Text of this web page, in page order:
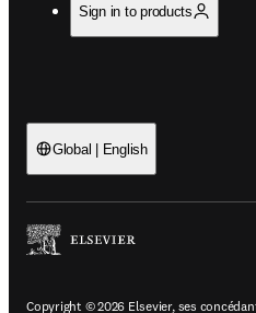
Sign in to products
Global | English
Copyright © 2026 Elsevier, ses